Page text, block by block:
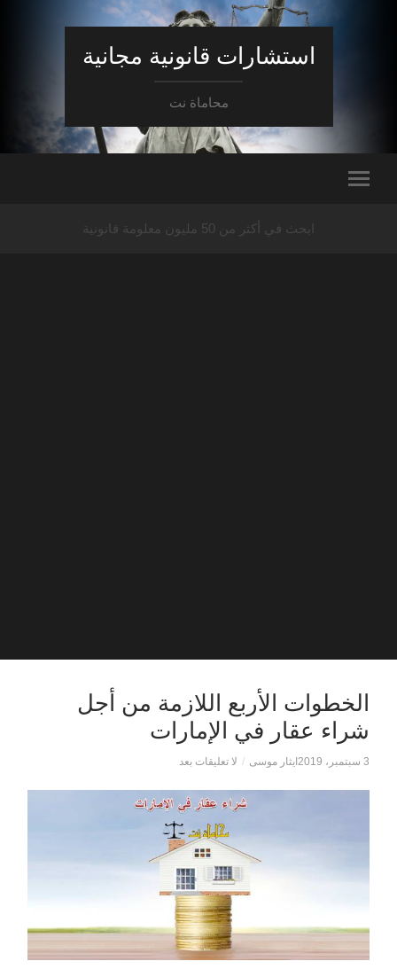
استشارات قانونية مجانية
محاماة نت
ابحث في أكثر من 50 مليون معلومة قانونية
الخطوات الأربع اللازمة من أجل
شراء عقار في الإمارات
3 سبتمبر، 2019 ايثار موسى / لا تعليقات بعد